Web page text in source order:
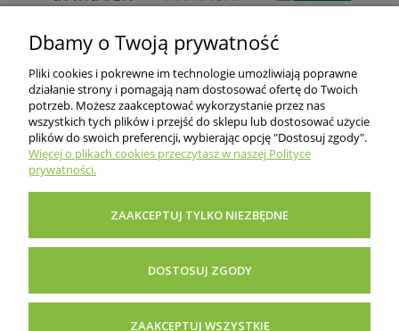
O nas
Dbamy o Twoją prywatność
Pliki cookies i pokrewne im technologie umożliwiają poprawne
działanie strony i pomagają nam dostosować ofertę do Twoich
potrzeb. Możesz zaakceptować wykorzystanie przez nas
wszystkich tych plików i przejść do sklepu lub dostosować użycie
plików do swoich preferencji, wybierając opcję "Dostosuj zgody".
Więcej o plikach cookies przeczytasz w naszej Polityce
prywatności.
ZAAKCEPTUJ TYLKO NIEZBĘDNE
DOSTOSUJ ZGODY
ZAAKCEPTUJ WSZYSTKIE